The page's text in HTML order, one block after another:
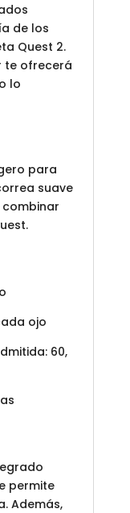
de los
Quest 2.
te ofrecerá
lo
para
suave
ojo
60,
permite
Además,